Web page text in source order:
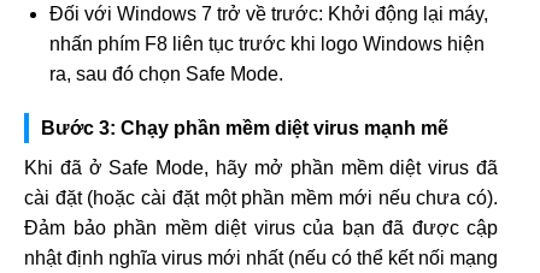
Đối với Windows 7 trở về trước: Khởi động lại máy,
nhấn phím F8 liên tục trước khi logo Windows hiện
ra, sau đó chọn Safe Mode.
Bước 3: Chạy phần mềm diệt virus mạnh mẽ
Khi đã ở Safe Mode, hãy mở phần mềm diệt virus đã
cài đặt (hoặc cài đặt một phần mềm mới nếu chưa có).
Đảm bảo phần mềm diệt virus của bạn đã được cập
nhật định nghĩa virus mới nhất (nếu có thể kết nối mạng